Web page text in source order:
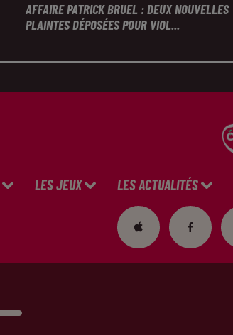
AFFAIRE PATRICK BRUEL : DEUX NOUVELLES
PLAINTES DÉPOSÉES POUR VIOL...
LES JEUX LES ACTUALITÉS